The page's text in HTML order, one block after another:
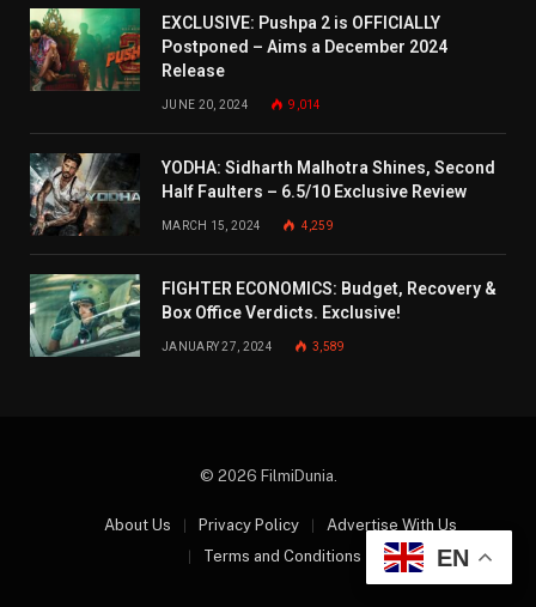
EXCLUSIVE: Pushpa 2 is OFFICIALLY
Postponed – Aims a December 2024
Release
JUNE 20, 2024 9,014
YODHA: Sidharth Malhotra Shines, Second
Half Faulters – 6.5/10 Exclusive Review
MARCH 15, 2024 4,259
FIGHTER ECONOMICS: Budget, Recovery &
Box Office Verdicts. Exclusive!
JANUARY 27, 2024 3,589
© 2026 FilmiDunia.
About Us Privacy Policy
Advertise With Us
Terms and Conditions
EN